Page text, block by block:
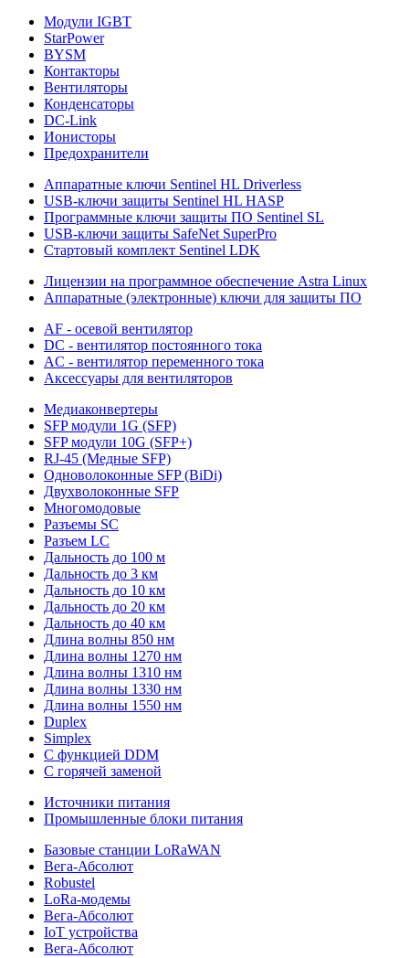
Модули IGBT
StarPower
BYSM
Контакторы
Вентиляторы
Конденсаторы
DC-Link
Ионисторы
Предохранители
Аппаратные ключи Sentinel HL Driverless
USB-ключи защиты Sentinel HL HASP
Программные ключи защиты ПО Sentinel SL
USB-ключи защиты SafeNet SuperPro
Стартовый комплект Sentinel LDK
Лицензии на программное обеспечение Astra Linux
Аппаратные (электронные) ключи для защиты ПО
AF - осевой вентилятор
DC - вентилятор постоянного тока
AC - вентилятор переменного тока
Аксессуары для вентиляторов
Медиаконвертеры
SFP модули 1G (SFP)
SFP модули 10G (SFP+)
RJ-45 (Медные SFP)
Одноволоконные SFP (BiDi)
Двухволоконные SFP
Многомодовые
Разъемы SC
Разъем LC
Дальность до 100 м
Дальность до 3 км
Дальность до 10 км
Дальность до 20 км
Дальность до 40 км
Длина волны 850 нм
Длина волны 1270 нм
Длина волны 1310 нм
Длина волны 1330 нм
Длина волны 1550 нм
Duplex
Simplex
С функцией DDM
С горячей заменой
Источники питания
Промышленные блоки питания
Базовые станции LoRaWAN
Вега-Абсолют
Robustel
LoRa-модемы
Вега-Абсолют
IoT устройства
Вега-Абсолют